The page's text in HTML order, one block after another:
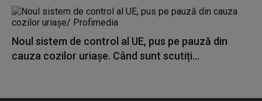
Noul sistem de control al UE, pus pe pauză din
cauza cozilor uriașe. Când sunt scutiți...